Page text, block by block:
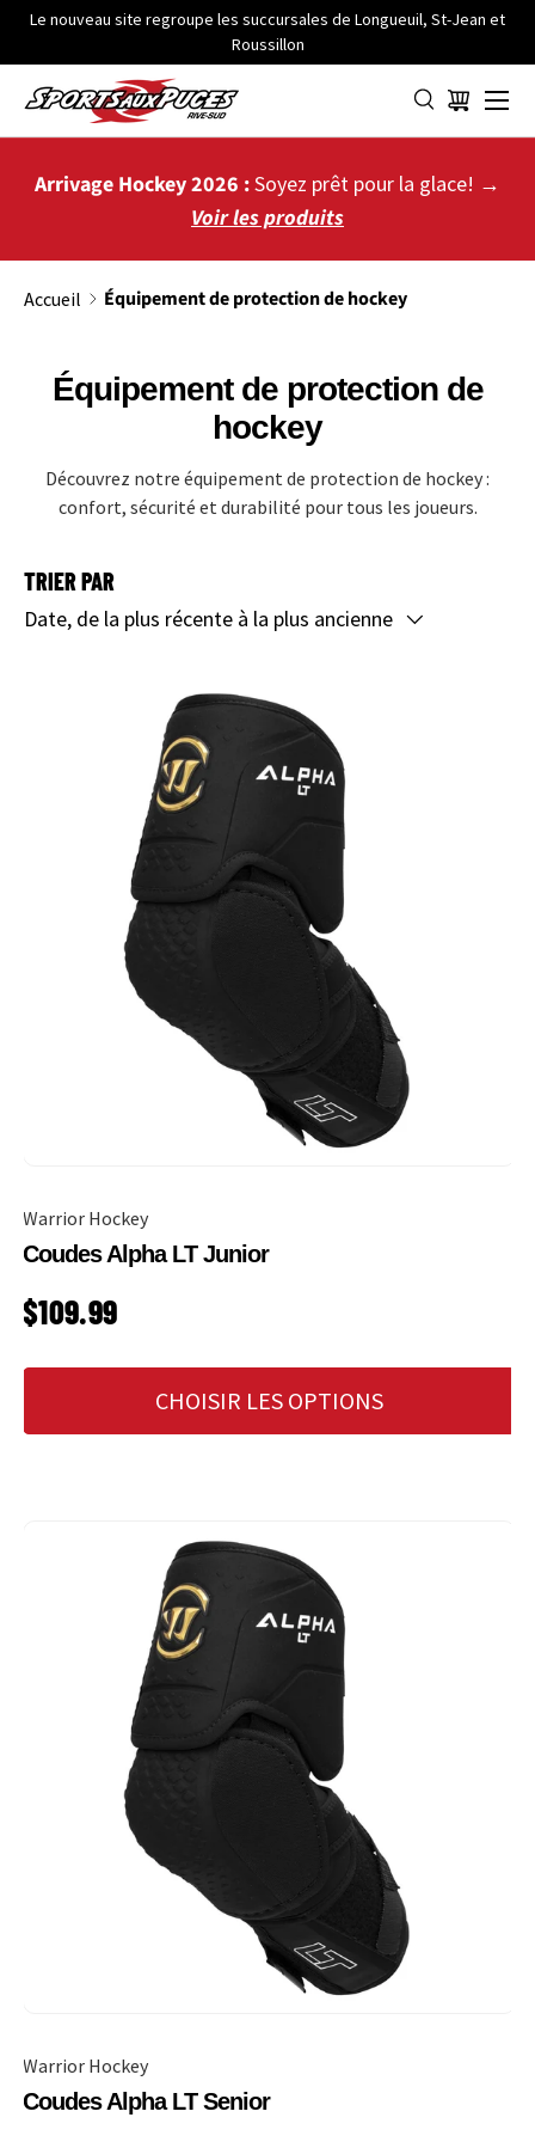
ALLER AU CONTENU
Le nouveau site regroupe les succursales de Longueuil, St-Jean et
Roussillon
Panier
Menu
Arrivage Hockey 2026 :Soyez prêt pour la glace! →
Voir les produits
Accueil Équipement de protection de hockey
Équipement de protection de
hockey
Découvrez notre équipement de protection de hockey :
confort, sécurité et durabilité pour tous les joueurs.
TRIER PAR
Date, de la plus récente à la plus ancienne
Warrior Hockey
Coudes Alpha LT Junior
PRIX HABITUEL
$109.99
CHOISIR LES OPTIONS
Warrior Hockey
Coudes Alpha LT Senior